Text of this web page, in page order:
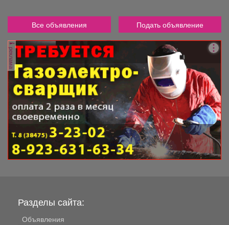
Все объявления Подать объявление
реклама
Разделы сайта:
Объявления